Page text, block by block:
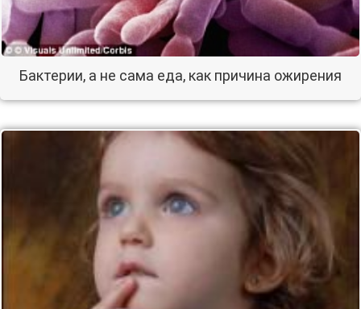
Бактерии, а не сама еда, как причина ожирения